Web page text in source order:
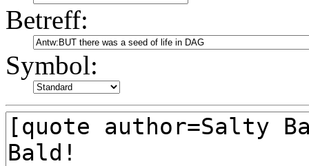
Betreff:
Symbol: